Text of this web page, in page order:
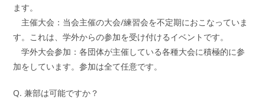
ます。
主催大会：当会主催の大会/練習会を不定期におこなっていま
す。これは、学外からの参加を受け付けるイベントです。
学外大会参加：各団体が主催している各種大会に積極的に参
加をしています。参加は全て任意です。
Q. 兼部は可能ですか？